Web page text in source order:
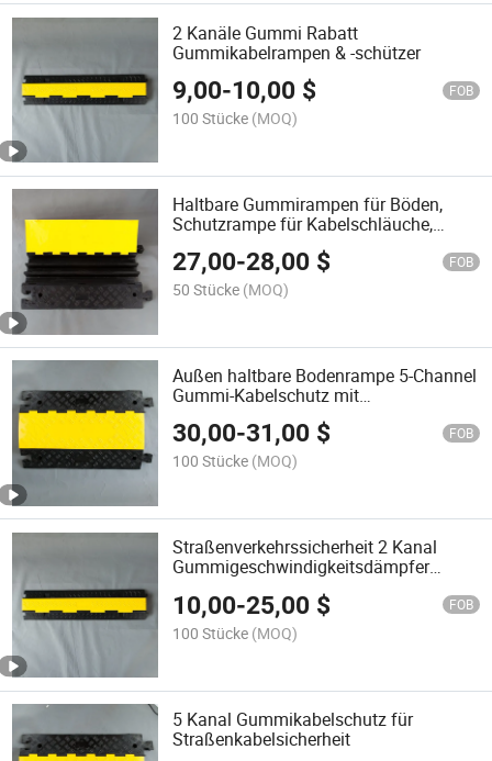
2 Kanäle Gummi Rabatt
Gummikabelrampen & -schützer
9,00-10,00 $ FOB
100 Stücke (MOQ)
Haltbare Gummirampen für Böden,
Schutzrampe für Kabelschläuche,
27,00-28,00 $ FOB
50 Stücke (MOQ)
Außen haltbare Bodenrampe 5-Channel
Gummi-Kabelschutz mit
30,00-31,00 $ FOB
100 Stücke (MOQ)
Straßenverkehrssicherheit 2 Kanal
Gummigeschwindigkeitsdämpfer
10,00-25,00 $ FOB
100 Stücke (MOQ)
5 Kanal Gummikabelschutz für
Straßenkabelsicherheit